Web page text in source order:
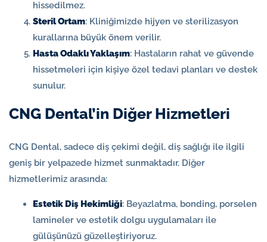
hissedilmez.
Steril Ortam: Kliniğimizde hijyen ve sterilizasyon
kurallarına büyük önem verilir.
Hasta Odaklı Yaklaşım: Hastaların rahat ve güvende
hissetmeleri için kişiye özel tedavi planları ve destek
sunulur.
CNG Dental’in Diğer Hizmetleri
CNG Dental, sadece diş çekimi değil, diş sağlığı ile ilgili
geniş bir yelpazede hizmet sunmaktadır. Diğer
hizmetlerimiz arasında:
Estetik Diş Hekimliği: Beyazlatma, bonding, porselen
lamineler ve estetik dolgu uygulamaları ile
gülüşünüzü güzelleştiriyoruz.